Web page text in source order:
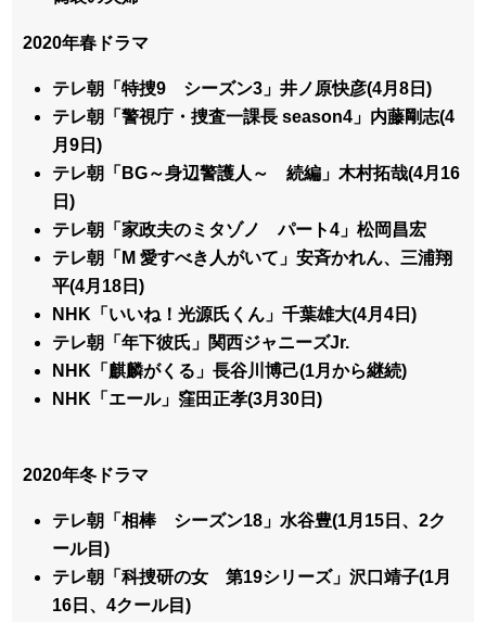
2020年春ドラマ
テレ朝「特捜9 シーズン3」井ノ原快彦(4月8日)
テレ朝「警視庁・捜査一課長 season4」内藤剛志(4
月9日)
テレ朝「BG～身辺警護人～ 続編」木村拓哉(4月16
日)
テレ朝「家政夫のミタゾノ パート4」松岡昌宏
テレ朝「M 愛すべき人がいて」安斉かれん、三浦翔
平(4月18日)
NHK「いいね！光源氏くん」千葉雄大(4月4日)
テレ朝「年下彼氏」関西ジャニーズJr.
NHK「麒麟がくる」長谷川博己(1月から継続)
NHK「エール」窪田正孝(3月30日)
2020年冬ドラマ
テレ朝「相棒 シーズン18」水谷豊(1月15日、2ク
ール目)
テレ朝「科捜研の女 第19シリーズ」沢口靖子(1月
16日、4クール目)